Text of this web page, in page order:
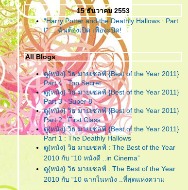
"ห้องตรงข้าม หัวใจตรงกัน"
กับตัวอย่างน้ำจิ้ม ของหนังสั้นที่
คงจะมีอะไรๆอยู่ในนั้น
"อินทรีแดง"... สมศักดิ์ศรีที่ได้
กลับมา ..วีรบุรุษที่หนังไท
ต้องการ!
"ชั่วฟ้าดินสลาย"... เมื่อคำ “รัก”
มีค่าเท่าคำว่า “ร้าย” คงทำลายคน
ทั้งหลายให้วายวอด
"Resident Evil : Afterlife"...
สงครามยังไม่จบ ยังต้องนับศพ
ซอมบี้จนเบื่อกันไปข้าง!!
"Lula : Twist"... เพลงฟังชวน
เพลิน จากคนเพลินๆ ที่ชื่อ 'ลุลา'
15 ธันวาคม 2553
"Harry Potter and the Deathly Hallows : Part
I" ... ฉันต้องเปิด เพื่อจะปิด!
All Blogs
ดู{หนัง} วิธ มายเซลฟ์ {Best of the Year 2011}
Part 4 : Top Secret
ดู{หนัง} วิธ มายเซลฟ์ {Best of the Year 2011}
Part 3 : Super 8
ดู{หนัง} วิธ มายเซลฟ์ {Best of the Year 2011}
Part 2 : First Class
ดู{หนัง} วิธ มายเซลฟ์ {Best of the Year 2011}
Part 1 : The Deathly Hallows
ดู{หนัง} วิธ มายเซลฟ์ : The Best of the Year
2010 กับ “10 หนังดี ..in Cinema”
ดู{หนัง} วิธ มายเซลฟ์ : The Best of the Year
2010 กับ “10 ฉากในหนัง ..ที่สุดแห่งความ